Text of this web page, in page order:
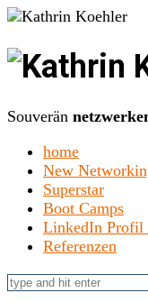
Kathrin
Koehler
Souverän
home
New
Superstar
Boot Camps
LinkedIn Profil
Referenzen